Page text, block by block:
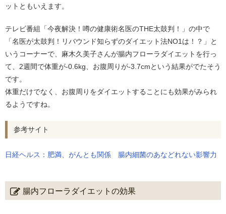
ットともいえます。
テレビ番組「今夜解決！噂の健康術名医のTHE太鼓判！」の中で
「名医が太鼓判！リバウンド知らずのダイエット法NO1は！？」と
いうコーナーで、麻木久美子さんが腸内フローラダイエットを行っ
て、2週間で体重が-0.6kg、お腹周りが-3.7cmという結果がでたそう
です。
体重だけでなく、お腹周りをダイエットすることにも効果がみられ
るようですね。
参考サイト
日経ヘルス：肥満、がんとも関係 腸内細菌のあなどれない影響力
腸内フローラダイエットの効果